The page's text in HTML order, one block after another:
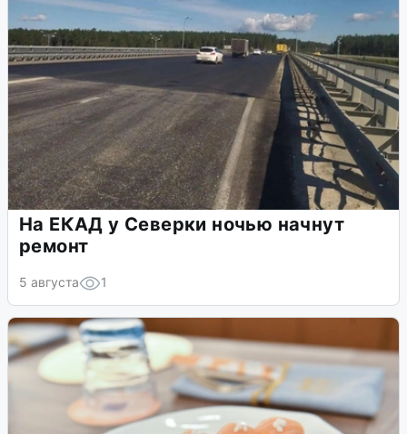
На ЕКАД у Северки ночью начнут
ремонт
5 августа 1